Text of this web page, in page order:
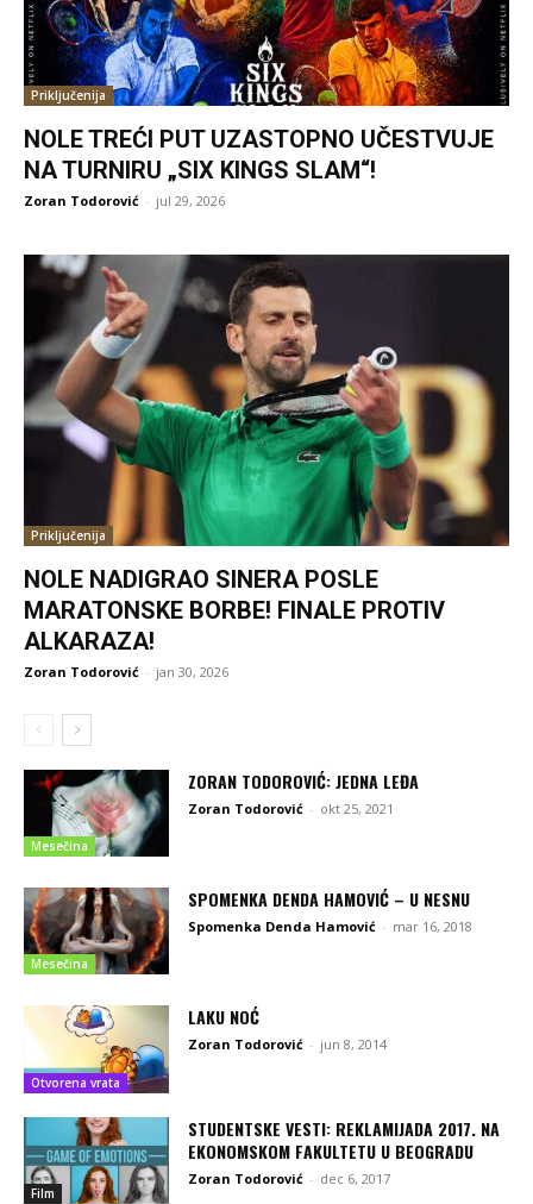
Priključenija
NOLE TREĆI PUT UZASTOPNO UČESTVUJE
NA TURNIRU „SIX KINGS SLAM“!
Zoran Todorović - jul 29, 2026
Priključenija
NOLE NADIGRAO SINERA POSLE
MARATONSKE BORBE! FINALE PROTIV
ALKARAZA!
Zoran Todorović - jan 30, 2026
Mesečina
ZORAN TODOROVIĆ: JEDNA LEĐA
Zoran Todorović - okt 25, 2021
Mesečina
SPOMENKA DENDA HAMOVIĆ – U NESNU
Spomenka Denda Hamović - mar 16, 2018
Otvorena vrata
LAKU NOĆ
Zoran Todorović - jun 8, 2014
Film
STUDENTSKE VESTI: REKLAMIJADA 2017. NA
EKONOMSKOM FAKULTETU U BEOGRADU
Zoran Todorović - dec 6, 2017